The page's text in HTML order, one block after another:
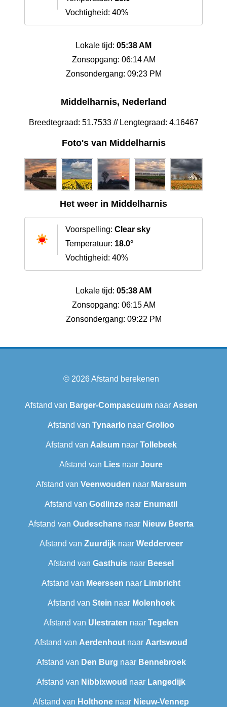
Vochtigheid: 40%
Lokale tijd: 05:38 AM
Zonsopgang: 06:14 AM
Zonsondergang: 09:23 PM
Middelharnis, Nederland
Breedtegraad: 51.7533 // Lengtegraad: 4.16467
Foto's van Middelharnis
Het weer in Middelharnis
Voorspelling: Clear sky
Temperatuur: 18.0°
Vochtigheid: 40%
Lokale tijd: 05:38 AM
Zonsopgang: 06:15 AM
Zonsondergang: 09:22 PM
© 2026Afstand berekenen
Afstand van Barger-Compascuumnaar Assen
Afstand van Tynaarlo naar Grolloo
Afstand van Aalsumnaar Tollebeek
Afstand van Lies naar Joure
Afstand van Veenwouden naar Marssum
Afstand van Godlinze naar Enumatil
Afstand van Oudeschans naar Nieuw Beerta
Afstand van Zuurdijknaar Wedderveer
Afstand van Gasthuis naar Beesel
Afstand van Meerssen naar Limbricht
Afstand van Stein naar Molenhoek
Afstand van Ulestraten naar Tegelen
Afstand van Aerdenhout naar Aartswoud
Afstand van Den Burg naar Bennebroek
Afstand van Nibbixwoud naar Langedijk
Afstand van Holthone naar Nieuw-Vennep